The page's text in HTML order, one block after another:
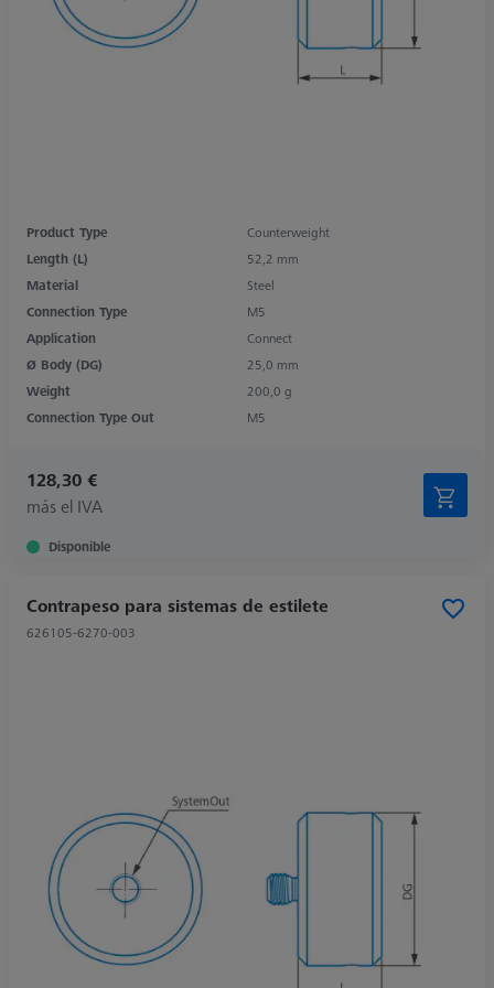
Product Type
Counterweight
Length (L)
52,2 mm
Material
Steel
Connection Type
M5
Application
Connect
Ø Body (DG)
25,0 mm
Weight
200,0 g
Connection Type Out
M5
128,30 €
más el IVA
Disponible
Contrapeso para sistemas de estilete
626105-6270-003